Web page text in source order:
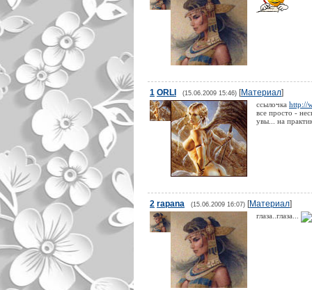
1 ORLI (15.06.2009 15:46) [Материал]
ссылочка http://
все просто -
увы... на
2 rapana (15.06.2009 16:07) [Материал]
глаза..глаза...